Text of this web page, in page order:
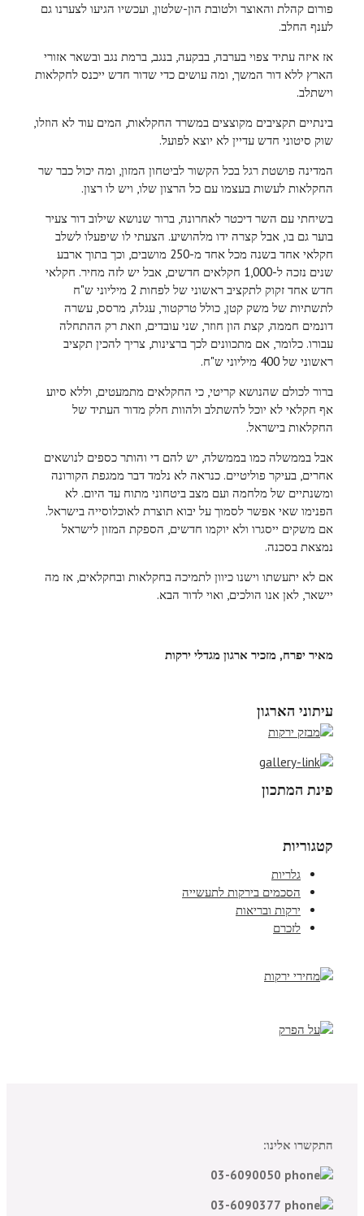
פורום קהלת והאוצר ולטובת הון-שלטון, ועכשיו הגיעו לצערנו גם
לענף החלב.
אז איזה עתיד צפוי בערבה, בבקעה, בנגב, ברמת נגב ובשאר אזורי
הארץ ללא דור המשך, ומה עושים כדי שדור חדש ייכנס לחקלאות
וישתלב.
בינתיים תקציבים מקוצצים במשרד החקלאות, המים עוד לא הוזלו,
שוק סיטוני חדש עדיין לא יוצא לפועל.
המדינה פושטת רגל בכל הקשור לביטחון המזון, ומה יכול כבר שר
החקלאות לעשות בעצמו עם כל הרצון שלו, ויש לו רצון.
בשיחתי עם השר דיכטר לאחרונה, ברור שנושא שילוב דור צעיר
בוער גם בו, אבל קצרה ידו מלהושיע. הצעתי לו שיפעלו לשלב
חקלאי אחד בשנה מכל אחד מ-250 מושבים, וכך בתוך ארבע
שנים נזכה ל-1,000 חקלאים חדשים, אבל יש לזה מחיר. חקלאי
חדש אחד זקוק לתקציב ראשוני של לפחות 2 מיליוני ש"ח
לתשתיות של משק קטן, כולל טרקטור, עגלה, מרסס, עשרה
דונמים חממה, קצת הון חוזר, שני עובדים, וזאת רק ההתחלה
עבורו. כלומר, אם מתכוונים לכך ברצינות, צריך להכין תקציב
ראשוני של 400 מיליוני ש"ח.
ברור לכולם שהנושא קריטי, כי החקלאים מתמעטים, וללא סיוע
אף חקלאי לא יוכל להשתלב ולהוות חלק מדור העתיד של
החקלאות בישראל.
אבל בממשלה כמו בממשלה, יש להם די והותר כספים לנושאים
אחרים, בעיקר פוליטיים. כנראה לא נלמד דבר ממגפת הקורונה
ומשנתיים של מלחמה ועם מצב ביטחוני מתוח עד היום. לא
הפנימו שאי אפשר לסמוך על יבוא תוצרת לאוכלוסייה בישראל.
אם משקים ייסגרו ולא יוקמו חדשים, הספקת המזון לישראל
נמצאת בסכנה.
אם לא יתעשתו וישנו כיוון לתמיכה בחקלאות ובחקלאים, אז מה
יישאר, לאן אנו הולכים, ואוי לדור הבא.
מאיר יפרח, מזכיר ארגון מגדלי ירקות
עיתוני הארגון
פינת המתכון
קטגוריות
גלריות
הסכמים בירקות לתעשייה
ירקות ובריאות
לזכרם
התקשרו אלינו: